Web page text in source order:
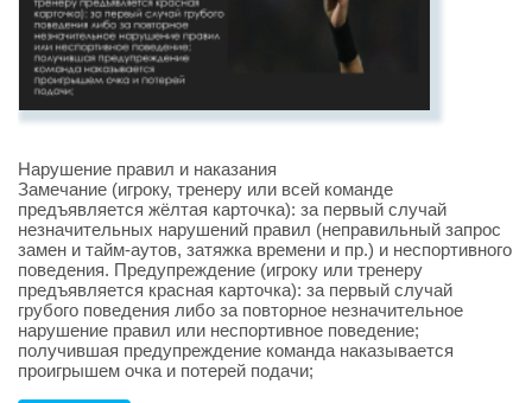
Нарушение правил и наказания
Замечание (игроку, тренеру или всей команде
предъявляется жёлтая карточка): за первый случай
незначительных нарушений правил (неправильный запрос
замен и тайм-аутов, затяжка времени и пр.) и неспортивного
поведения. Предупреждение (игроку или тренеру
предъявляется красная карточка): за первый случай
грубого поведения либо за повторное незначительное
нарушение правил или неспортивное поведение;
получившая предупреждение команда наказывается
проигрышем очка и потерей подачи;